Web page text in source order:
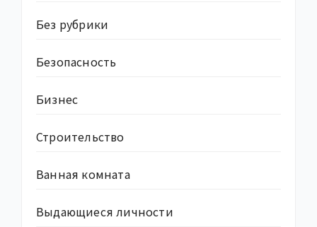
Без рубрики
Безопасность
Бизнес
Строительство
Ванная комната
Выдающиеся личности